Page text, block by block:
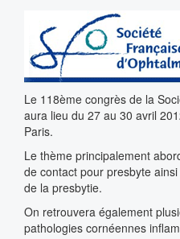
Le 118ème congrès de la
aura lieu du 27 au 30 avril
Paris.
Le thème principalement
de contact pour presbyte
de la presbytie.
On retrouvera également
pathologies cornéennes